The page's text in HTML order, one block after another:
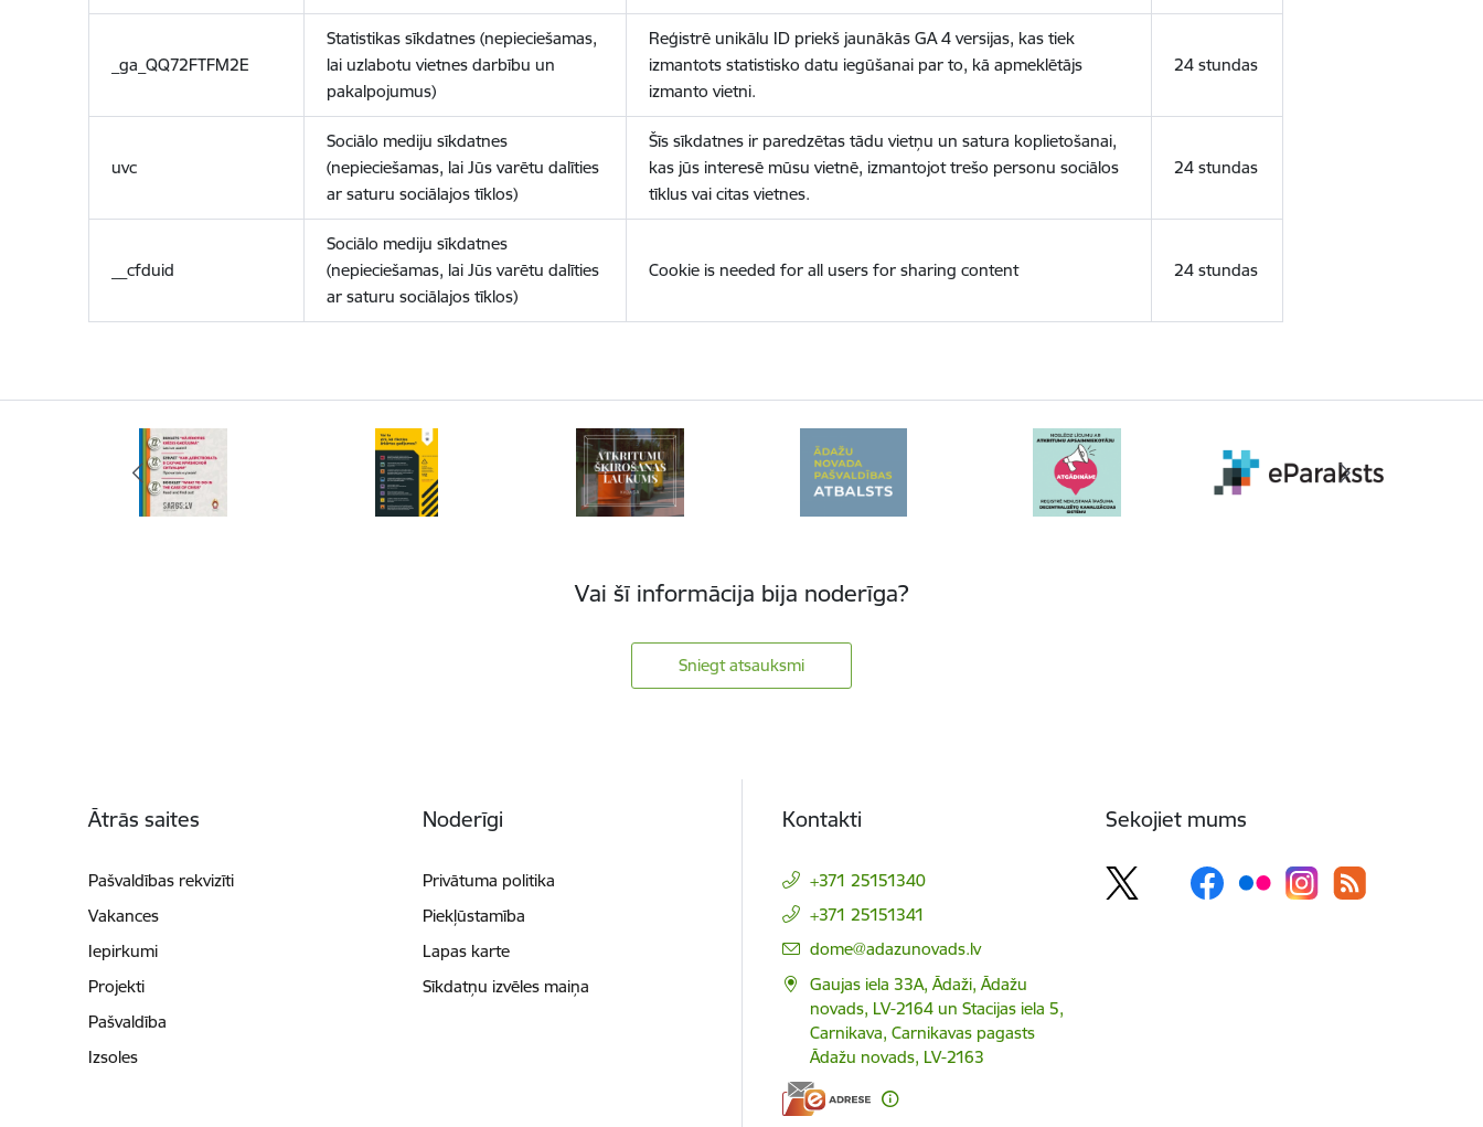
_ga_QQ72FTFM2E
Statistikas sīkdatnes (nepieciešamas,
lai uzlabotu vietnes darbību un
pakalpojumus)
Reģistrē unikālu ID priekš jaunākās GA 4 versijas, kas tiek
izmantots statistisko datu iegūšanai par to, kā apmeklētājs
izmanto vietni.
24 stundas
uvc
Sociālo mediju sīkdatnes
(nepieciešamas, lai Jūs varētu dalīties
ar saturu sociālajos tīklos)
Šīs sīkdatnes ir paredzētas tādu vietņu un satura koplietošanai,
kas jūs interesē mūsu vietnē, izmantojot trešo personu sociālos
tīklus vai citas vietnes.
24 stundas
__cfduid
Sociālo mediju sīkdatnes
(nepieciešamas, lai Jūs varētu dalīties
ar saturu sociālajos tīklos)
Cookie is needed for all users for sharing content 24 stundas
Vai šī informācija bija noderīga?
Sniegt atsauksmi
Ātrās saites
Pašvaldības rekvizīti
Vakances
Iepirkumi
Projekti
Pašvaldība
Izsoles
Noderīgi
Privātuma politika
Piekļūstamība
Lapas karte
Sīkdatņu izvēles maiņa
Kontakti
+371 25151340
+371 25151341
E-pasts:
dome@adazunovads.lv
Gaujas iela 33A, Ādaži, Ādažu
novads, LV-2164 un Stacijas iela 5,
Carnikava, Carnikavas pagasts
Ādažu novads, LV-2163
Sekojiet mums